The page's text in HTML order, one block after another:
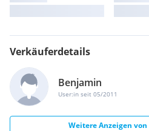
Verkäuferdetails
Benjamin
User:in seit 05/2011
Weitere Anzeigen von